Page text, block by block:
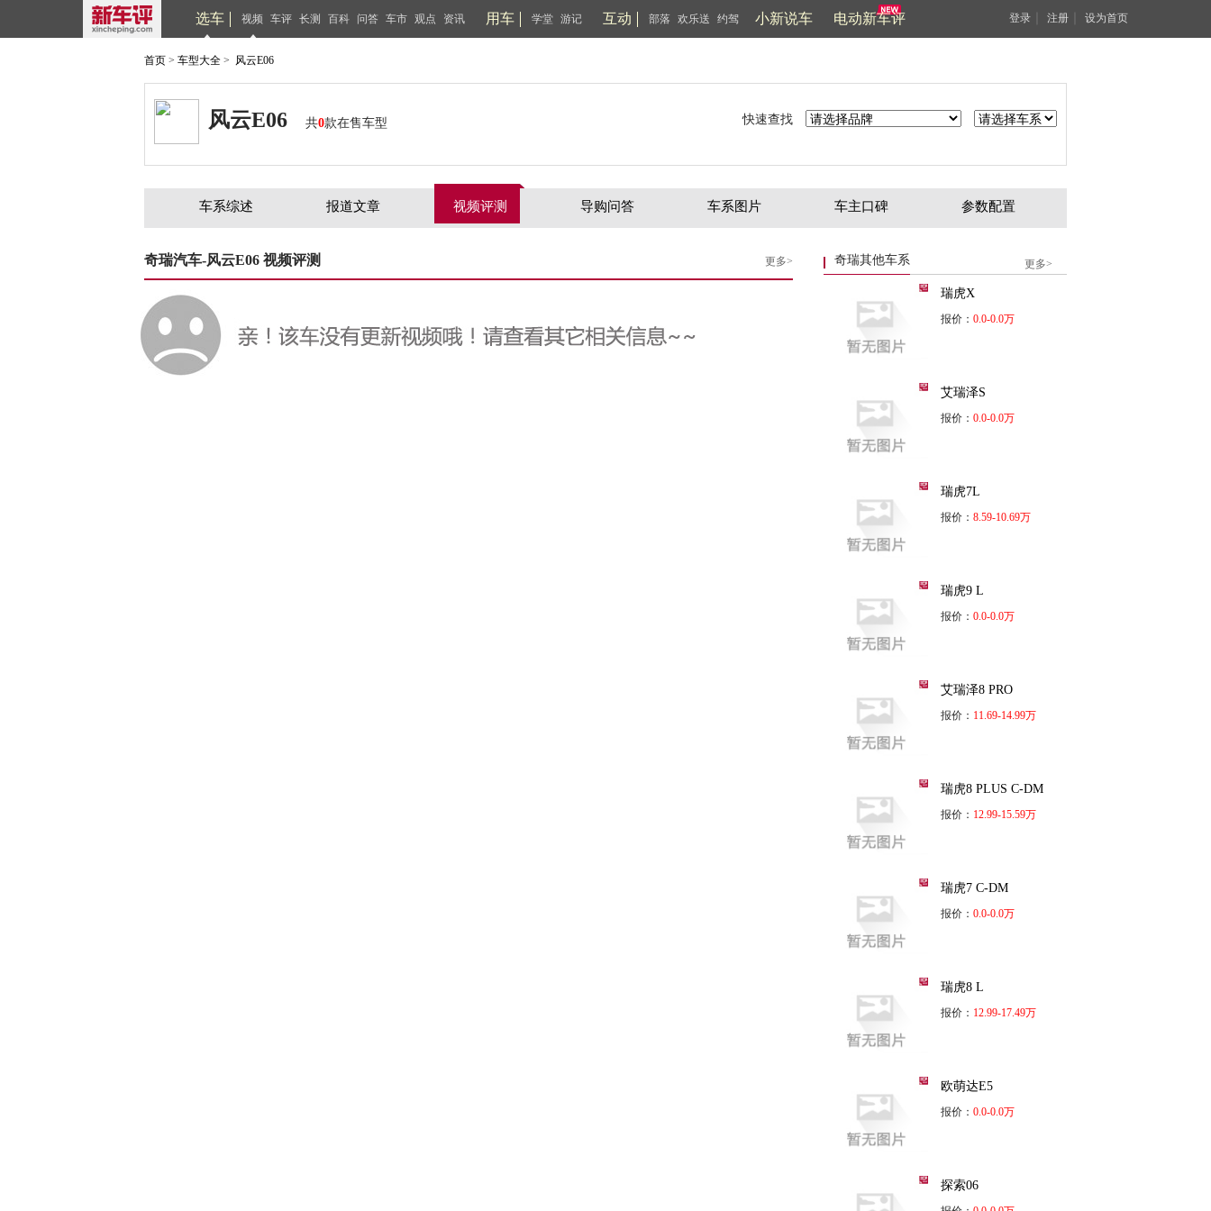
选车 视频 车评 长测 百科 问答 车市 观点 资讯 用车 学堂 游记 互动 部落 欢乐送 约驾 小新说车 电动新车评 登录 注册 设为首页
首页 > 车型大全 > 风云E06
风云E06 共0款在售车型 快速查找
车系综述 报道文章 视频评测 导购问答 车系图片 车主口碑 参数配置
更多>
奇瑞汽车-风云E06 视频评测 奇瑞其他车系 更多>
瑞虎X
报价： 0.0-0.0万
艾瑞泽S
报价： 0.0-0.0万
瑞虎7L
报价： 8.59-10.69万
瑞虎9 L
报价： 0.0-0.0万
艾瑞泽8 PRO
报价： 11.69-14.99万
瑞虎8 PLUS C-DM
报价： 12.99-15.59万
瑞虎7 C-DM
报价： 0.0-0.0万
瑞虎8 L
报价： 12.99-17.49万
欧萌达E5
报价： 0.0-0.0万
探索06